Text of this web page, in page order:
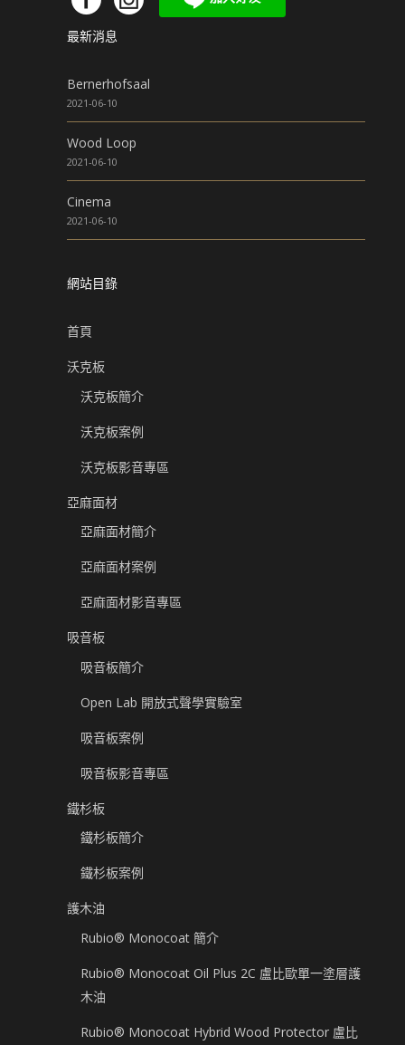
最新消息
Bernerhofsaal
2021-06-10
Wood Loop
2021-06-10
Cinema
2021-06-10
網站目錄
首頁
沃克板
沃克板簡介
沃克板案例
沃克板影音專區
亞麻面材
亞麻面材簡介
亞麻面材案例
亞麻面材影音專區
吸音板
吸音板簡介
Open Lab 開放式聲學實驗室
吸音板案例
吸音板影音專區
鐵杉板
鐵杉板簡介
鐵杉板案例
護木油
Rubio® Monocoat 簡介
Rubio® Monocoat Oil Plus 2C 盧比歐單一塗層護
木油
Rubio® Monocoat Hybrid Wood Protector 盧比